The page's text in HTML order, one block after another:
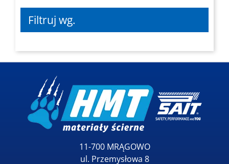
Filtruj wg.
11-700 MRĄGOWO
ul. Przemysłowa 8